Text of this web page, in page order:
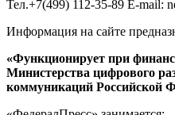
Тел.+7(499) 112-35-89 E-mail:
Информация на сайте
«Функционирует при
Министерства цифрового
коммуникаций Российской